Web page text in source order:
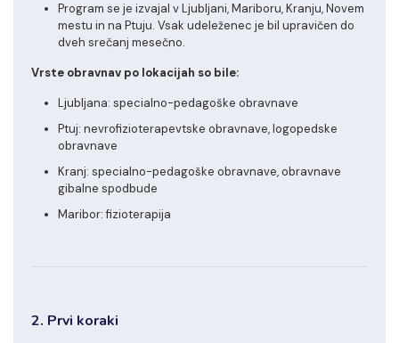
Program se je izvajal v Ljubljani, Mariboru, Kranju, Novem
mestu in na Ptuju. Vsak udeleženec je bil upravičen do
dveh srečanj mesečno.
Vrste obravnav po lokacijah so bile:
Ljubljana: specialno-pedagoške obravnave
Ptuj: nevrofizioterapevtske obravnave, logopedske
obravnave
Kranj: specialno-pedagoške obravnave, obravnave
gibalne spodbude
Maribor: fizioterapija
2. Prvi koraki